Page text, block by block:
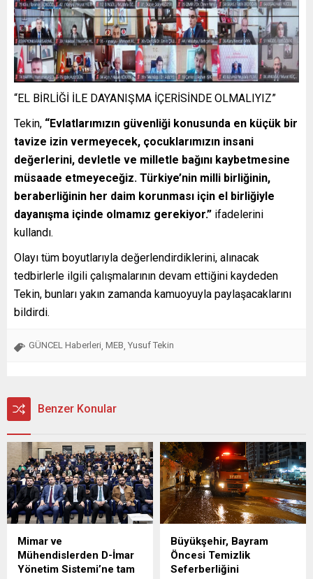
“EL BİRLİĞİ İLE DAYANIŞMA İÇERİSİNDE OLMALIYIZ”
Tekin, “Evlatlarımızın güvenliği konusunda en küçük bir
tavize izin vermeyecek, çocuklarımızın insani
değerlerini, devletle ve milletle bağını kaybetmesine
müsaade etmeyeceğiz. Türkiye’nin milli birliğinin,
beraberliğinin her daim korunması için el birliğiyle
dayanışma içinde olmamız gerekiyor.” ifadelerini
kullandı.
Olayı tüm boyutlarıyla değerlendirdiklerini, alınacak
tedbirlerle ilgili çalışmalarının devam ettiğini kaydeden
Tekin, bunları yakın zamanda kamuoyuyla paylaşacaklarını
bildirdi.
GÜNCEL Haberleri MEB Yusuf Tekin
Benzer Konular
Mimar ve
Mühendislerden D-İmar
Yönetim Sistemi’ne tam
Büyükşehir, Bayram
Öncesi Temizlik
Seferberliğini